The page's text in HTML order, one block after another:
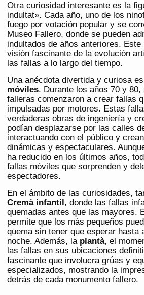
Otra curiosidad interesante es la
indultat». Cada año, uno de los
fuego por votación popular y se
Museo Fallero, donde se pueden
indultados de años anteriores.
visión fascinante de la evolución
las fallas a lo largo del tiempo.
Una anécdota divertida y curiosa
móviles. Durante los años 70 y
falleras comenzaron a crear fallas
impulsadas por motores. Estas
verdaderas obras de ingeniería y
podían desplazarse por las calles
interactuando con el público y
dinámicas y espectaculares.
ha reducido en los últimos años,
fallas móviles que sorprenden y
espectadores​​.
En el ámbito de las curiosidades,
Cremà infantil , donde las fallas
quemadas antes que las mayores.
permite que los más pequeños
quema sin tener que esperar hasta
noche. Además, la plantà, el
las fallas en sus ubicaciones
fascinante que involucra grúas y
especializados, mostrando la
detrás de cada monumento fallero.